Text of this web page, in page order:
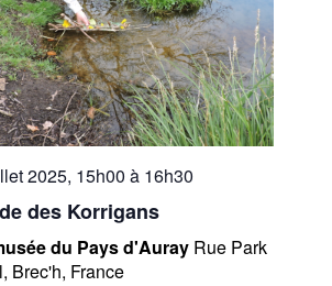
2025, 15h00 à 16h30
des Korrigans
du Pays d'Auray Rue Park
Brec'h, France